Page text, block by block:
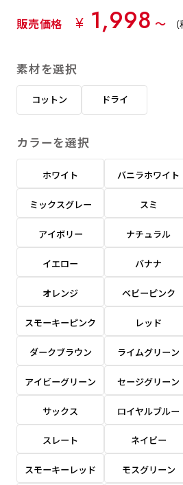
販売価格 ¥ 1,998 〜
素材を選択
コットン ドライ
カラーを選択
ホワイト バニラホワイト
ミックスグレー スミ
アイボリー ナチュラル
イエロー バナナ
オレンジ ベビーピンク
スモーキーピンク レッド
ダークブラウン ライムグリーン
アイビーグリーン セージグリーン
サックス ロイヤルブルー
スレート ネイビー
スモーキーレッド モスグリーン
弊社よりJPG画像をお送り
入稿（AI／PSD）
購入時の案内に沿って入稿し
入稿（AI／PSD）（要画像
］
弊社よりJPG画像をお送り
返事を頂いたあとに製作開
デザイン依頼［ +3,998円 ］
イルまたは、文章でお知ら
文字だけのぼり［ +1,298円
ご購入時の案内に沿って、
さい。
文字だけのぼり（要画像確
名入れ［+999円］
文字のみの名入れが可能で
名入れ（要画像確認）［
弊社よりJPG画像をお送りし
返事を頂いたあとに製作開
ロゴ有り名入れ［ +1,498円
ご購入時の案内にそって、
イルまたは、文章でお知ら
ロゴ有り名入れ（要画像
円］
幅は標準サイズですが高さが
近距離の歩行者や、特に女性
スリム
飾る場所に対して、標準サイ
感じる場合や、立てる本数を
ちらです。
幅が15cm 狭くなっておりス
す。
コンパクト
あまり一般的でないサイズで
コンビニさんなどで多いです
になりづらく、狭い範囲で沢
幅は標準サイズですが高さが
近距離の歩行者や、特に女性
スリム
飾る場所に対して、標準サイ
感じる場合や、立てる本数を
ちらです。
幅が15cm 狭くなっておりス
す。
コンパクト
あまり一般的でないサイズで
コンビニさんなどで多いです
になりづらく、狭い範囲で沢
チチ無し
上左チチと
上右チチと
右棒袋縫い
（上と右）
上棒袋縫い
（上のみ）
タペストリー
加工
※パイプ紐付き
その他
※備考欄に要
ハトメ四隅
ハトメ上4つ
（+1営業日）
ハトメ上下4つ
（+1営業日）
（上のみ） その他
※備考欄に要
1本（2分割）の
文字の間にスリット